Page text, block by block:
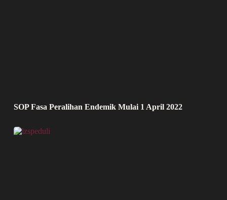
SOP Fasa Peralihan Endemik Mulai 1 April 2022